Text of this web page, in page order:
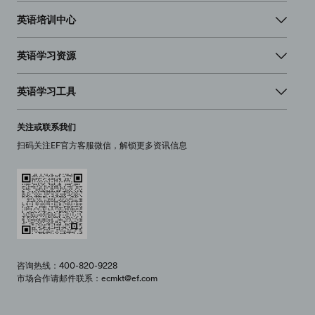
英语培训中心
英语学习资源
英语学习工具
关注或联系我们
扫码关注EF官方客服微信，解锁更多资讯信息
咨询热线：400-820-9228
市场合作请邮件联系：ecmkt@ef.com